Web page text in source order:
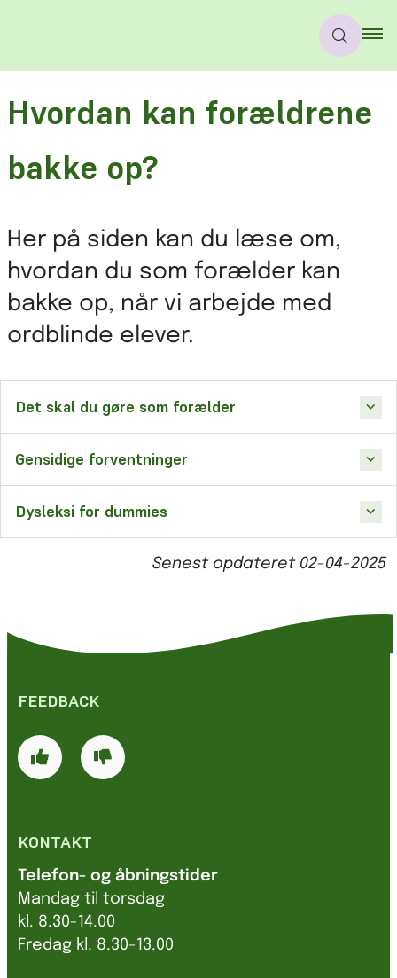
Hvordan kan forældrene
bakke op?
Her på siden kan du læse om,
hvordan du som forælder kan
bakke op, når vi arbejde med
ordblinde elever.
Det skal du gøre som forælder
Gensidige forventninger
Dysleksi for dummies
Senest opdateret 02-04-2025
FEEDBACK
KONTAKT
Telefon- og åbningstider
Mandag til torsdag
kl. 8.30-14.00
Fredag kl. 8.30-13.00